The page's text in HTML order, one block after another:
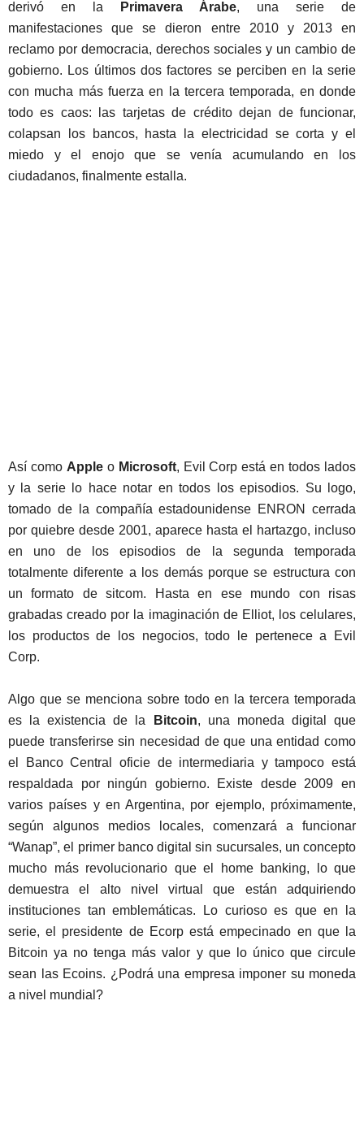
derivó en la Primavera Árabe, una serie de
manifestaciones que se dieron entre 2010 y 2013 en
reclamo por democracia, derechos sociales y un cambio de
gobierno. Los últimos dos factores se perciben en la serie
con mucha más fuerza en la tercera temporada, en donde
todo es caos: las tarjetas de crédito dejan de funcionar,
colapsan los bancos, hasta la electricidad se corta y el
miedo y el enojo que se venía acumulando en los
ciudadanos, finalmente estalla.
Así como Appleo Microsoft, Evil Corp está en todos lados
y la serie lo hace notar en todos los episodios. Su logo,
tomado de la compañía estadounidense ENRON cerrada
por quiebre desde 2001, aparece hasta el hartazgo, incluso
en uno de los episodios de la segunda temporada
totalmente diferente a los demás porque se estructura con
un formato de sitcom. Hasta en ese mundo con risas
grabadas creado por la imaginación de Elliot, los celulares,
los productos de los negocios, todo le pertenece a Evil
Corp.
Algo que se menciona sobre todo en la tercera temporada
es la existencia de la
Bitcoin, una moneda digital que
puede transferirse sin necesidad de que una entidad como
el Banco Central oficie de intermediaria y tampoco está
respaldada por ningún gobierno. Existe desde 2009 en
varios países y en Argentina, por ejemplo, próximamente,
según algunos medios locales, comenzará a funcionar
“Wanap”, el primer banco digital sin sucursales, un concepto
mucho más revolucionario que el home banking, lo que
demuestra el alto nivel virtual que están adquiriendo
instituciones tan emblemáticas. Lo curioso es que en la
serie, el presidente de Ecorp está empecinado en que la
Bitcoin ya no tenga más valor y que lo único que circule
sean las Ecoins. ¿Podrá una empresa imponer su moneda
a nivel mundial?